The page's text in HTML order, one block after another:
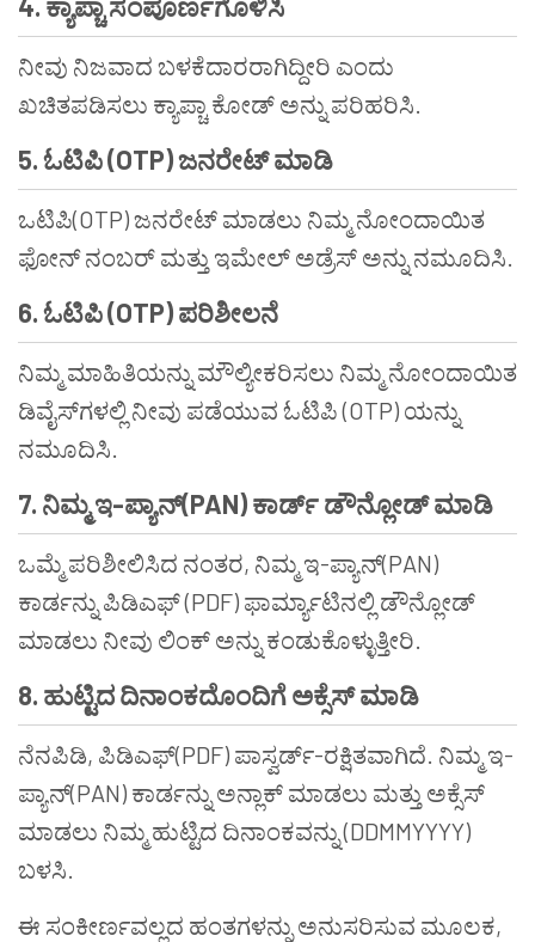
ನೀವು ನಿಜವಾದ ಬಳಕೆದಾರರಾಗಿದ್ದೀರಿ ಎಂದು
ಖಚಿತಪಡಿಸಲು ಕ್ಯಾಪ್ಚಾ ಕೋಡ್ ಅನ್ನು ಪರಿಹರಿಸಿ.
5.ಓಟಿಪಿ(OTP)ಜನರೇಟ್ಮಾಡಿ
ಒಟಿಪಿ(OTP) ಜನರೇಟ್ ಮಾಡಲು ನಿಮ್ಮ ನೋಂದಾಯಿತ
ಫೋನ್ ನಂಬರ್ ಮತ್ತು ಇಮೇಲ್ ಅಡ್ರೆಸ್ ಅನ್ನು ನಮೂದಿಸಿ.
6.ಓಟಿಪಿ(OTP)ಪರಿಶೀಲನೆ
ನಿಮ್ಮ ಮಾಹಿತಿಯನ್ನು ಮೌಲ್ಯೀಕರಿಸಲು ನಿಮ್ಮ ನೋಂದಾಯಿತ
ಡಿವೈಸ್‌ಗಳಲ್ಲಿ ನೀವು ಪಡೆಯುವ ಓಟಿಪಿ (OTP) ಯನ್ನು
ನಮೂದಿಸಿ.
7. ನಿಮ್ಮಇ-ಪ್ಯಾನ್(PAN)ಕಾರ್ಡ್ಡೌನ್ಲೋಡ್ಮಾಡಿ
ಒಮ್ಮೆ ಪರಿಶೀಲಿಸಿದ ನಂತರ, ನಿಮ್ಮ ಇ-ಪ್ಯಾನ್(PAN)
ಕಾರ್ಡನ್ನು ಪಿಡಿಎಫ್ (PDF) ಫಾರ್ಮ್ಯಾಟಿನಲ್ಲಿ ಡೌನ್ಲೋಡ್
ಮಾಡಲು ನೀವು ಲಿಂಕ್ ಅನ್ನು ಕಂಡುಕೊಳ್ಳುತ್ತೀರಿ.
8. ಹುಟ್ಟಿದದಿನಾಂಕದೊಂದಿಗೆಅಕ್ಸೆಸ್ಮಾಡಿ
ನೆನಪಿಡಿ, ಪಿಡಿಎಫ್(PDF) ಪಾಸ್ವರ್ಡ್-ರಕ್ಷಿತವಾಗಿದೆ. ನಿಮ್ಮ ಇ-
ಪ್ಯಾನ್(PAN) ಕಾರ್ಡನ್ನು ಅನ್ಲಾಕ್ ಮಾಡಲು ಮತ್ತು ಅಕ್ಸೆಸ್
ಮಾಡಲು ನಿಮ್ಮ ಹುಟ್ಟಿದ ದಿನಾಂಕವನ್ನು (DDMMYYYY)
ಬಳಸಿ.
ಈ ಸಂಕೀರ್ಣವಲ್ಲದ ಹಂತಗಳನ್ನು ಅನುಸರಿಸುವ ಮೂಲಕ,